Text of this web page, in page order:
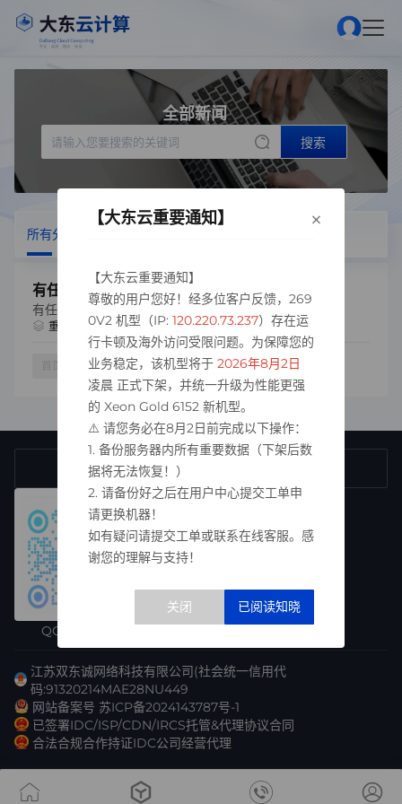
全部新闻
搜索
所有分类
有任何问题都可以先加售后群
有任何问题都可以先加售后群
重要 2023-09-09 21:49 浏览量：2573
1 尾页 跳转
售前咨询热线
QQ交流群
江苏双东诚网络科技有限公司(社会统一信用代
码:91320214MAE28NU449
网站备案号 苏ICP备2024143787号-1
已签署IDC/ISP/CDN/IRCS托管&代理协议合同
合法合规合作持证IDC公司经营代理
【大东云重要通知】
【大东云重要通知】
尊敬的用户您好！经多位客户反馈，269
0V2 机型（IP: 120.220.73.237）存在运
行卡顿及海外访问受限问题。为保障您的
业务稳定，该机型将于 2026年8月2日
凌晨 正式下架，并统一升级为性能更强
的 Xeon Gold 6152 新机型。
⚠️ 请您务必在8月2日前完成以下操作：
1. 备份服务器内所有重要数据（下架后数
据将无法恢复！）
2. 请备份好之后在用户中心提交工单申
请更换机器！
如有疑问请提交工单或联系在线客服。感
谢您的理解与支持！
×